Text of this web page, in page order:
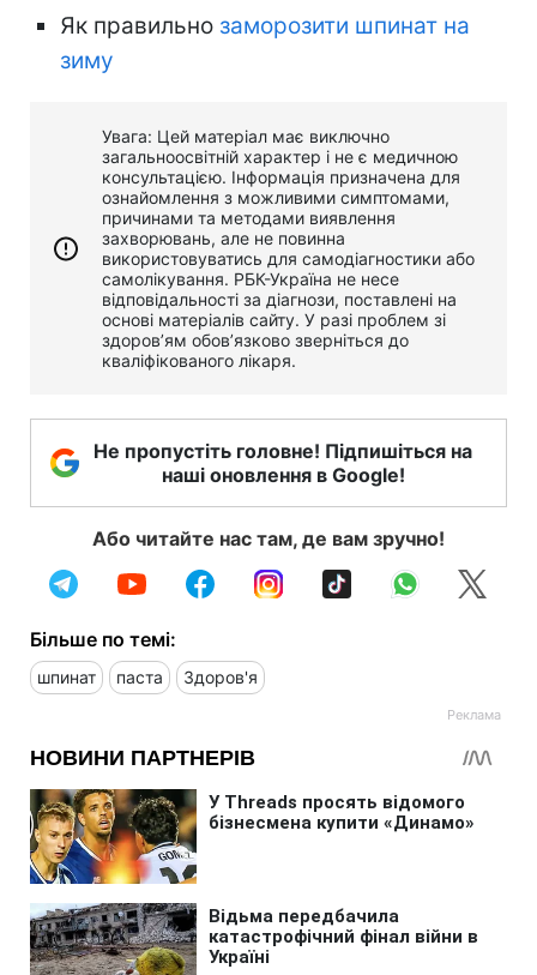
Як правильно заморозити шпинат на
зиму
Увага: Цей матеріал має виключно
загальноосвітній характер і не є медичною
консультацією. Інформація призначена для
ознайомлення з можливими симптомами,
причинами та методами виявлення
захворювань, але не повинна
використовуватись для самодіагностики або
самолікування. РБК-Україна не несе
відповідальності за діагнози, поставлені на
основі матеріалів сайту. У разі проблем зі
здоров’ям обов’язково зверніться до
кваліфікованого лікаря.
Не пропустіть головне! Підпишіться на
наші оновлення в Google!
Або читайте нас там, де вам зручно!
Більше по темі:
шпинат паста Здоров'я